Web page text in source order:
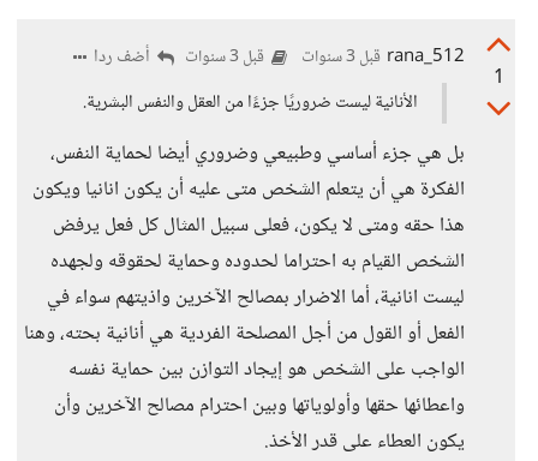
1
rana_512 قبل 3 سنوات قبل 3 سنوات
أضف ردا
الأنانية ليست ضروريًا جزءًا من العقل والنفس البشرية.
بل هي جزء أساسي وطبيعي وضروري أيضا لحماية النفس،
الفكرة هي أن يتعلم الشخص متى عليه أن يكون انانيا ويكون
هذا حقه ومتى لا يكون، فعلى سبيل المثال كل فعل يرفض
الشخص القيام به احتراما لحدوده وحماية لحقوقه ولجهده
ليست انانية، أما الاضرار بمصالح الآخرين واذيتهم سواء في
الفعل أو القول من أجل المصلحة الفردية هي أنانية بحته، وهنا
الواجب على الشخص هو إيجاد التوازن بين حماية نفسه
واعطائها حقها وأولوياتها وبين احترام مصالح الآخرين وأن
يكون العطاء على قدر الأخذ.